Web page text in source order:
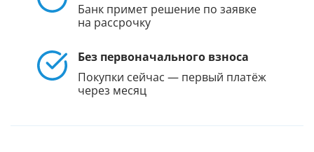
Банк примет решение по заявке
на рассрочку
Без первоначального взноса
Покупки сейчас — первый платёж
через месяц